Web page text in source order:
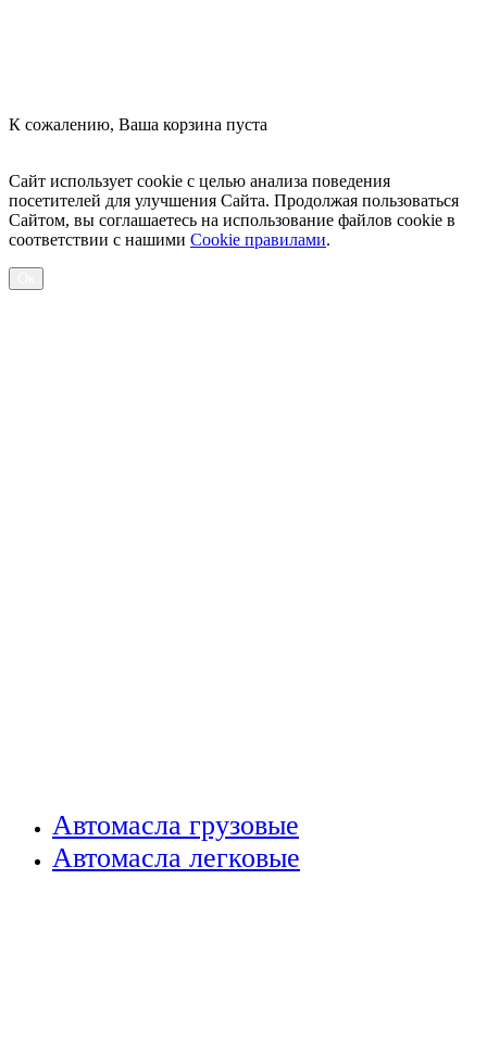
К сожалению, Ваша корзина пуста
Сайт использует cookie с целью анализа поведения
посетителей для улучшения Сайта. Продолжая пользоваться
Сайтом, вы соглашаетесь на использование файлов cookie в
соответствии с нашими Cookiе правилами.
Автомасла грузовые
Автомасла легковые